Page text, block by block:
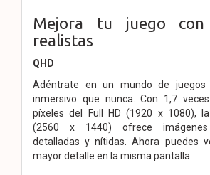
Mejora tu juego con
realistas
QHD
Adéntrate en un mundo de
inmersivo que nunca. Con 1,7
píxeles del Full HD (1920 x 1080), la
(2560 x 1440) ofrece imágenes
detalladas y nítidas. Ahora puedes
mayor detalle en la misma pantalla.